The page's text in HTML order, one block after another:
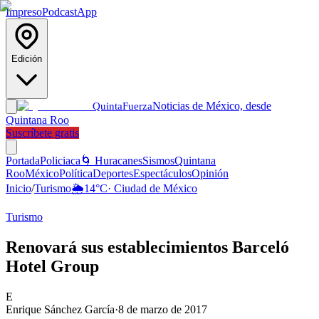
ImpresoPodcastApp
Edición
QuintaFuerzaNoticias de México, desde
Quintana Roo
Suscríbete gratis
PortadaPoliciaca 🌀 HuracanesSismosQuintana
RooMéxicoPolíticaDeportesEspectáculosOpinión
Inicio/Turismo🌦️14°C· Ciudad de México
Turismo
Renovará sus establecimientos Barceló
Hotel Group
E
Enrique Sánchez García·8 de marzo de 2017